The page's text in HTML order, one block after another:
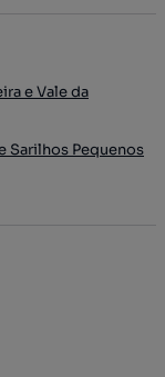
e Vale da
Sarilhos Pequenos